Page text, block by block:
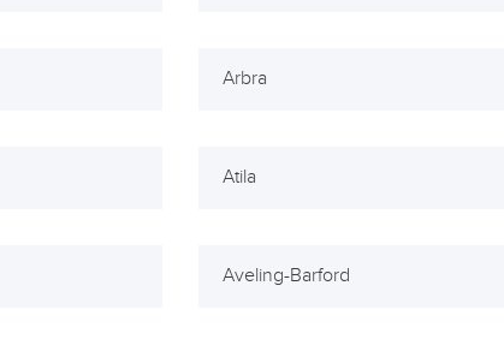
Arbra
Atila
Aveling-Barford